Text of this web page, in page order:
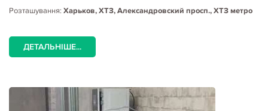
Розташування: Харьков, ХТЗ, Александровский просп., ХТЗ метро
ДЕТАЛЬНІШЕ...